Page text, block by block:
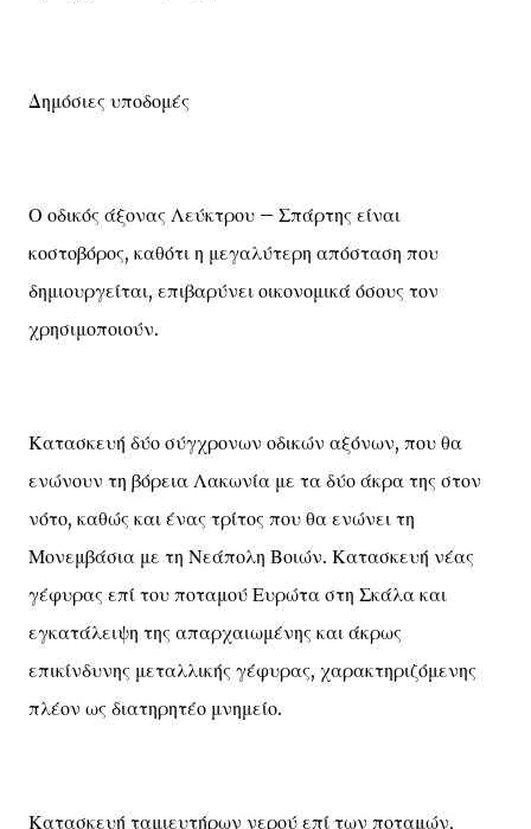
Δημόσιες υποδομές
Ο οδικός άξονας Λεύκτρου – Σπάρτης είναι
κοστοβόρος, καθότι η μεγαλύτερη απόσταση που
δημιουργείται, επιβαρύνει οικονομικά όσους τον
χρησιμοποιούν.
Κατασκευή δύο σύγχρονων οδικών αξόνων, που θα
ενώνουν τη βόρεια Λακωνία με τα δύο άκρα της στον
νότο, καθώς και ένας τρίτος που θα ενώνει τη
Μονεμβάσια με τη Νεάπολη Βοιών. Κατασκευή νέας
γέφυρας επί του ποταμού Ευρώτα στη Σκάλα και
εγκατάλειψη της απαρχαιωμένης και άκρως
επικίνδυνης μεταλλικής γέφυρας, χαρακτηριζόμενης
πλέον ως διατηρητέο μνημείο.
Κατασκευή ταμιευτήρων νερού επί των ποταμών,